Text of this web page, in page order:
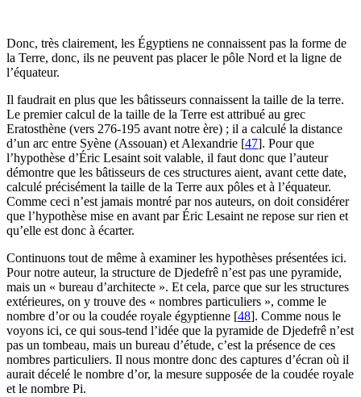
Donc, très clairement, les Égyptiens ne connaissent pas la forme de
la Terre, donc, ils ne peuvent pas placer le pôle Nord et la ligne de
l’équateur.
Il faudrait en plus que les bâtisseurs connaissent la taille de la terre.
Le premier calcul de la taille de la Terre est attribué au grec
Eratosthène (vers 276-195 avant notre ère) ; il a calculé la distance
d’un arc entre Syène (Assouan) et Alexandrie [47]. Pour que
l’hypothèse d’Éric Lesaint soit valable, il faut donc que l’auteur
démontre que les bâtisseurs de ces structures aient, avant cette date,
calculé précisément la taille de la Terre aux pôles et à l’équateur.
Comme ceci n’est jamais montré par nos auteurs, on doit considérer
que l’hypothèse mise en avant par Éric Lesaint ne repose sur rien et
qu’elle est donc à écarter.
Continuons tout de même à examiner les hypothèses présentées ici.
Pour notre auteur, la structure de Djedefrê n’est pas une pyramide,
mais un « bureau d’architecte ». Et cela, parce que sur les structures
extérieures, on y trouve des « nombres particuliers », comme le
nombre d’or ou la coudée royale égyptienne [48]. Comme nous le
voyons ici, ce qui sous-tend l’idée que la pyramide de Djedefrê n’est
pas un tombeau, mais un bureau d’étude, c’est la présence de ces
nombres particuliers. Il nous montre donc des captures d’écran où il
aurait décelé le nombre d’or, la mesure supposée de la coudée royale
et le nombre Pi.